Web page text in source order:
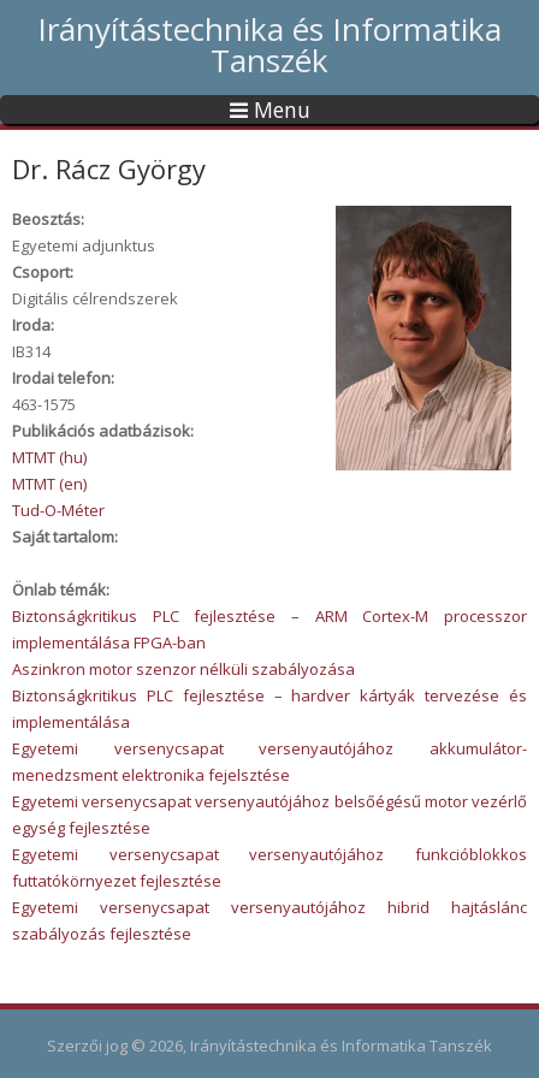
Irányítástechnika és Informatika
Tanszék
Menu
Dr. Rácz György
Beosztás:
Egyetemi adjunktus
Csoport:
Digitális célrendszerek
Iroda:
IB314
Irodai telefon:
463-1575
Publikációs adatbázisok:
MTMT (hu)
MTMT (en)
Tud-O-Méter
Saját tartalom:
Önlab témák:
Biztonságkritikus PLC fejlesztése – ARM Cortex-M processzor
implementálása FPGA-ban
Aszinkron motor szenzor nélküli szabályozása
Biztonságkritikus PLC fejlesztése – hardver kártyák tervezése és
implementálása
Egyetemi versenycsapat versenyautójához akkumulátor-
menedzsment elektronika fejelsztése
Egyetemi versenycsapat versenyautójához belsőégésű motor vezérlő
egység fejlesztése
Egyetemi versenycsapat versenyautójához funkcióblokkos
futtatókörnyezet fejlesztése
Egyetemi versenycsapat versenyautójához hibrid hajtáslánc
szabályozás fejlesztése
Szerzői jog © 2026, Irányítástechnika és Informatika Tanszék